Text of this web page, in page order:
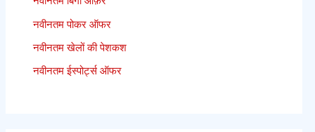
नवीनतम पोकर ऑफर
नवीनतम खेलों की पेशकश
नवीनतम ईस्पोर्ट्स ऑफर